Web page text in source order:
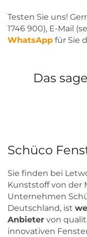
Testen Sie uns!
1746 900), E-Mail
WhatsApp für Sie
Das
Schüco
Sie finden bei
Kunststoff von der
Unternehmen
Deutschland, ist
Anbieter von
innovativen